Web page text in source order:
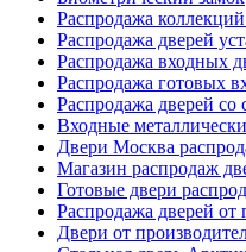
Распродажа
Распродажа дверей
Распродажа входных
Распродажа готовых
Распродажа дверей со
Входные
Двери Москва
Магазин распродаж
Готовые двери
Распродажа дверей от
Двери от